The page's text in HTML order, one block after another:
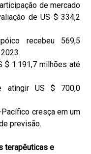
de mercado
de US $ 334,2
recebeu 569,5
$ 1.191,7 milhões até
atingir US $ 700,0
cresça em um
previsão.
terapêuticas e